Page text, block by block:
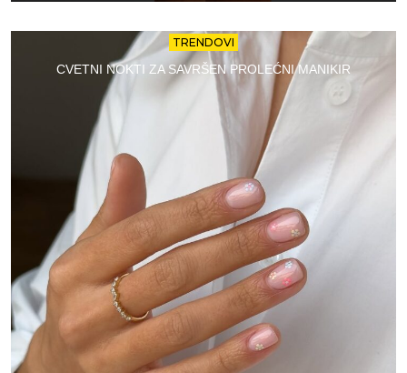
TRENDOVI
CVETNI NOKTI ZA SAVRŠEN PROLEĆNI MANIKIR